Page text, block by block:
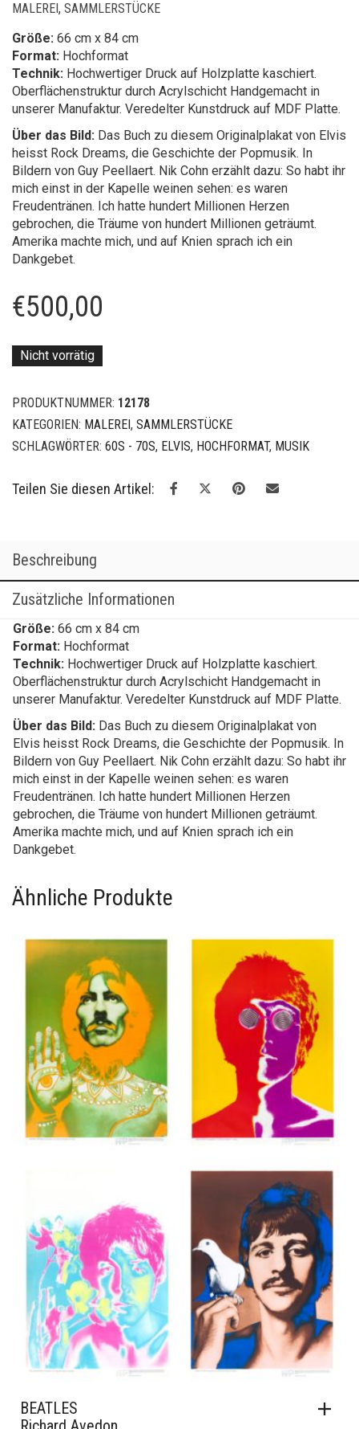
MALEREI, SAMMLERSTÜCKE
Größe: 66 cm x 84 cm
Format: Hochformat
Technik: Hochwertiger Druck auf Holzplatte kaschiert.
Oberflächenstruktur durch Acrylschicht Handgemacht in
unserer Manufaktur. Veredelter Kunstdruck auf MDF Platte.
Über das Bild: Das Buch zu diesem Originalplakat von Elvis
heisst Rock Dreams, die Geschichte der Popmusik. In
Bildern von Guy Peellaert. Nik Cohn erzählt dazu: So habt ihr
mich einst in der Kapelle weinen sehen: es waren
Freudentränen. Ich hatte hundert Millionen Herzen
gebrochen, die Träume von hundert Millionen geträumt.
Amerika machte mich, und auf Knien sprach ich ein
Dankgebet.
€500,00
Nicht vorrätig
PRODUKTNUMMER: 12178
KATEGORIEN: MALEREI, SAMMLERSTÜCKE
SCHLAGWÖRTER: 60S - 70S, ELVIS, HOCHFORMAT, MUSIK
Teilen Sie diesen Artikel:
Beschreibung
Zusätzliche Informationen
Größe: 66 cm x 84 cm
Format: Hochformat
Technik: Hochwertiger Druck auf Holzplatte kaschiert.
Oberflächenstruktur durch Acrylschicht Handgemacht in
unserer Manufaktur. Veredelter Kunstdruck auf MDF Platte.
Über das Bild: Das Buch zu diesem Originalplakat von
Elvis heisst Rock Dreams, die Geschichte der Popmusik. In
Bildern von Guy Peellaert. Nik Cohn erzählt dazu: So habt ihr
mich einst in der Kapelle weinen sehen: es waren
Freudentränen. Ich hatte hundert Millionen Herzen
gebrochen, die Träume von hundert Millionen geträumt.
Amerika machte mich, und auf Knien sprach ich ein
Dankgebet.
Ähnliche Produkte
BEATLES